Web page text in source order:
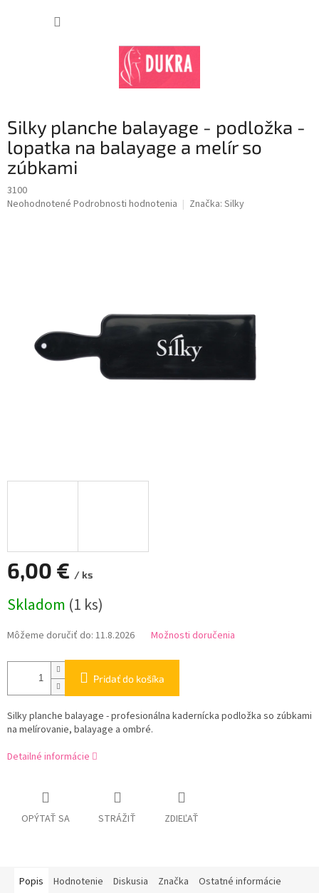
Silky planche balayage - podložka -
lopatka na balayage a melír so
zúbkami
3100
Priemerné
Neohodnotené Podrobnosti hodnotenia Značka: Silky
6,00 € / ks
cena:
Skladom (1 ks)
Môžeme doručiť do: 11.8.2026 Možnosti doručenia
Pridať do košíka
Silky planche balayage - profesionálna kadernícka podložka so zúbkami
na melírovanie, balayage a ombré.
Detailné informácie
OPÝTAŤ SA STRÁŽIŤ ZDIEĽAŤ
Popis Hodnotenie Diskusia Značka Ostatné informácie